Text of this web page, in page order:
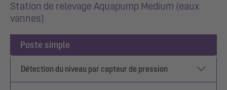
Station de relevage Aquapump Medium (eaux
vannes)
Poste simple
Détection du niveau par capteur de pression